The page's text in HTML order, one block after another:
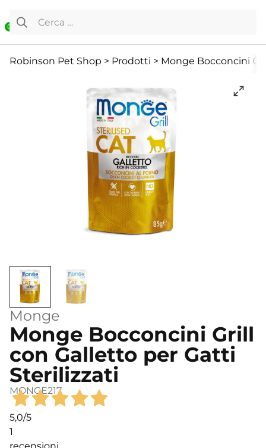
0
Ricerca per:
Robinson Pet Shop > Prodotti > Monge Bocconcini
Monge
Monge Bocconcini Grill
con Galletto per Gatti
Sterilizzati
MONGE217
5,0/5
1